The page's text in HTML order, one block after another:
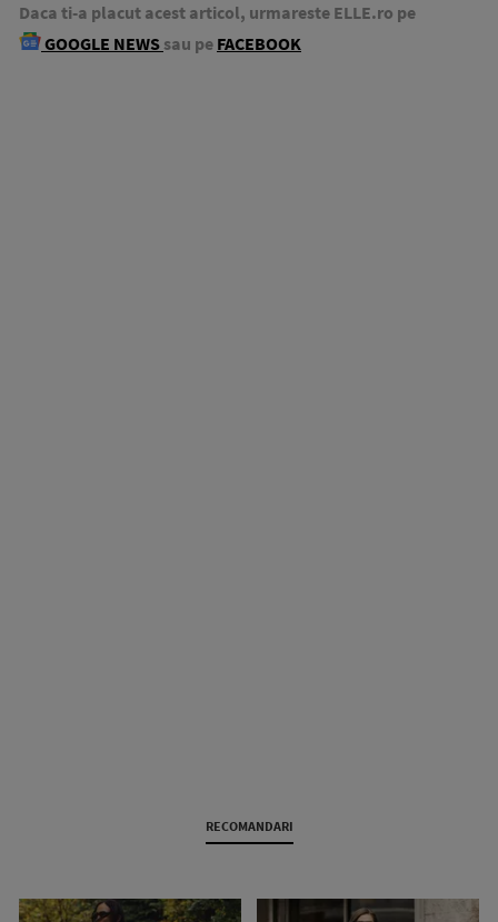
Daca ti-a placut acest articol, urmareste ELLE.ro pe
GOOGLE NEWS sau pe FACEBOOK
RECOMANDARI